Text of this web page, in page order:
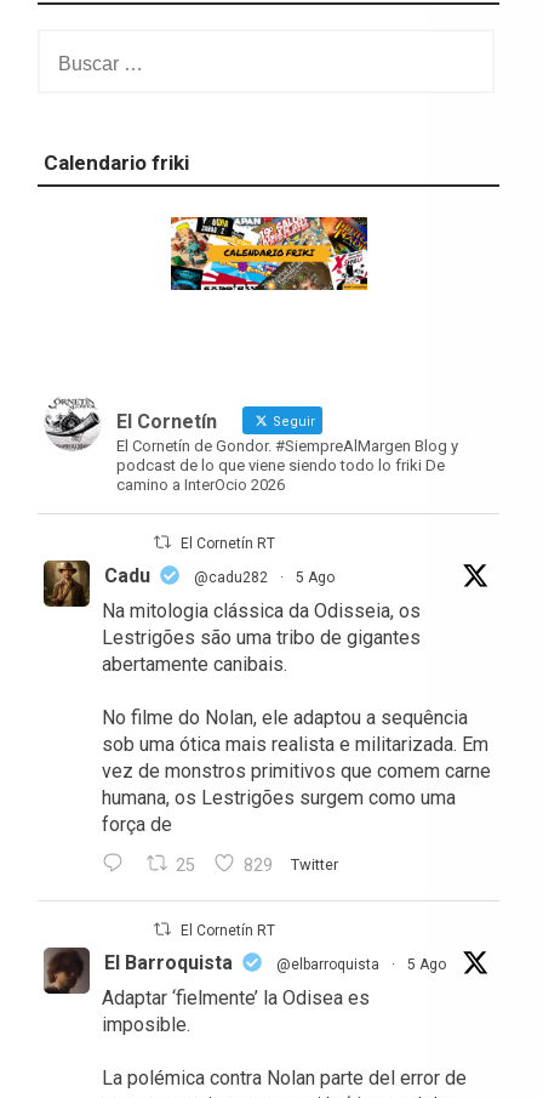
Calendario friki
El Cornetín Seguir
El Cornetín de Gondor. #SiempreAlMargen Blog y
podcast de lo que viene siendo todo lo friki De
camino a InterOcio 2026
El Cornetín RT
Cadu @cadu282 · 5 Ago
Na mitologia clássica da Odisseia, os
Lestrigões são uma tribo de gigantes
abertamente canibais.
No filme do Nolan, ele adaptou a sequência
sob uma ótica mais realista e militarizada. Em
vez de monstros primitivos que comem carne
humana, os Lestrigões surgem como uma
força de
25 829 Twitter
El Cornetín RT
El Barroquista @elbarroquista · 5 Ago
Adaptar ‘fielmente’ la Odisea es
imposible.
La polémica contra Nolan parte del error de